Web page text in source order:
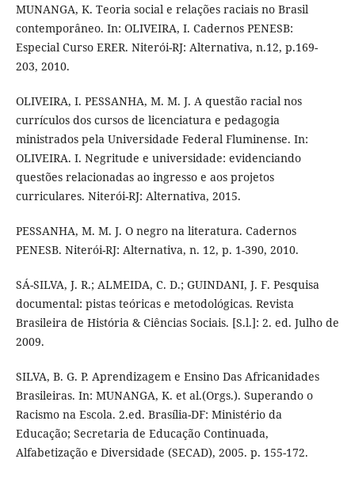
MUNANGA, K. Teoria social e relações raciais no Brasil
contemporâneo. In: OLIVEIRA, I. Cadernos PENESB:
Especial Curso ERER. Niterói-RJ: Alternativa, n.12, p.169-
203, 2010.
OLIVEIRA, I. PESSANHA, M. M. J. A questão racial nos
currículos dos cursos de licenciatura e pedagogia
ministrados pela Universidade Federal Fluminense. In:
OLIVEIRA. I. Negritude e universidade: evidenciando
questões relacionadas ao ingresso e aos projetos
curriculares. Niterói-RJ: Alternativa, 2015.
PESSANHA, M. M. J. O negro na literatura. Cadernos
PENESB. Niterói-RJ: Alternativa, n. 12, p. 1-390, 2010.
SÁ-SILVA, J. R.; ALMEIDA, C. D.; GUINDANI, J. F. Pesquisa
documental: pistas teóricas e metodológicas. Revista
Brasileira de História & Ciências Sociais. [S.l.]: 2. ed. Julho de
2009.
SILVA, B. G. P. Aprendizagem e Ensino Das Africanidades
Brasileiras. In: MUNANGA, K. et al.(Orgs.). Superando o
Racismo na Escola. 2.ed. Brasília-DF: Ministério da
Educação; Secretaria de Educação Continuada,
Alfabetização e Diversidade (SECAD), 2005. p. 155-172.